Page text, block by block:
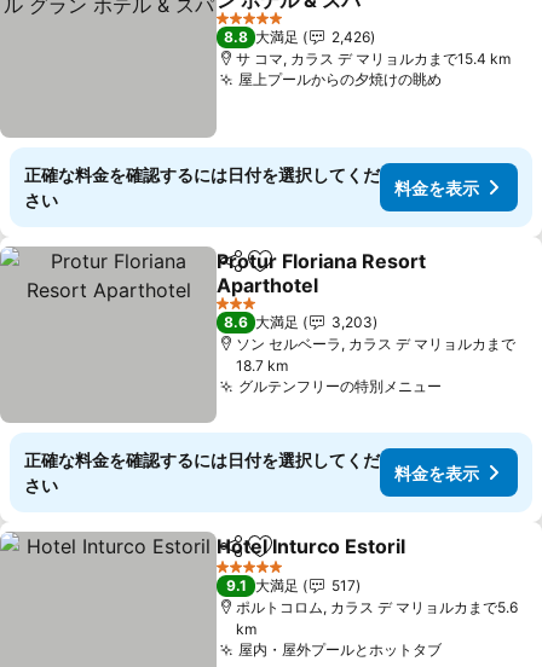
料金を表示
5 ホテルのランク
8.8 大満足
2,426
サ コマ, カラス デ マリョルカまで15.4 km
屋上プールからの夕焼けの眺め
正確な料金を確認するには日付を選択してくだ
さい
料金を表示
シェアお気に入りに追加
Protur Floriana Resort
Aparthotel
料金を表示
3 ホテルのランク
8.6 大満足
3,203
ソン セルベーラ, カラス デ マリョルカまで
18.7 km
グルテンフリーの特別メニュー
正確な料金を確認するには日付を選択してくだ
さい
料金を表示
シェアお気に入りに追加
Hotel Inturco Estoril
5 ホテルのランク
9.1 大満足
517
ポルトコロム, カラス デ マリョルカまで5.6
km
屋内・屋外プールとホットタブ